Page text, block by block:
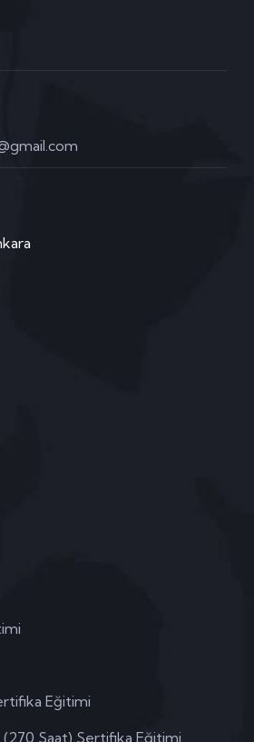
Eğitimi
(270 Saat) Sertifika Eğitimi